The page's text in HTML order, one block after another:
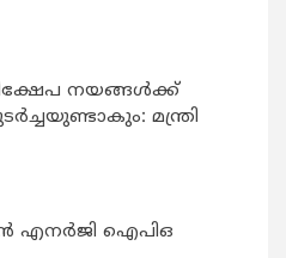
നയങ്ങള്‍ക്ക്
മന്ത്രി
എനർജി ഐപിഒ